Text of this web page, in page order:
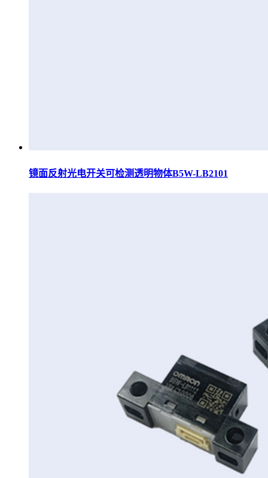
镜面反射光电开关可检测透明物体B5W-LB2101